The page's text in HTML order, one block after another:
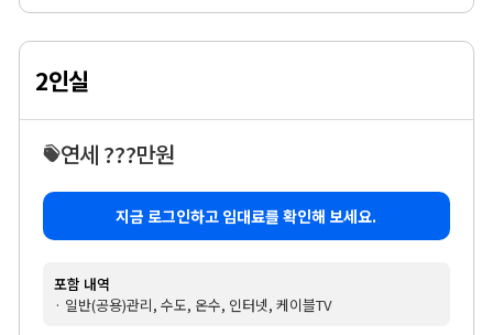
2인실
연세 ???만원
지금 로그인하고 임대료를 확인해 보세요.
포함 내역
· 일반(공용)관리, 수도, 온수, 인터넷, 케이블TV